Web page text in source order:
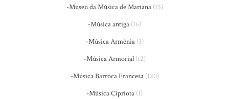
-Museu da Música de Mariana(15)
-Música antiga (16)
-Música Armênia(3)
-Música Armorial(12)
-Música Barroca Francesa(120)
-Música Cipriota (1)